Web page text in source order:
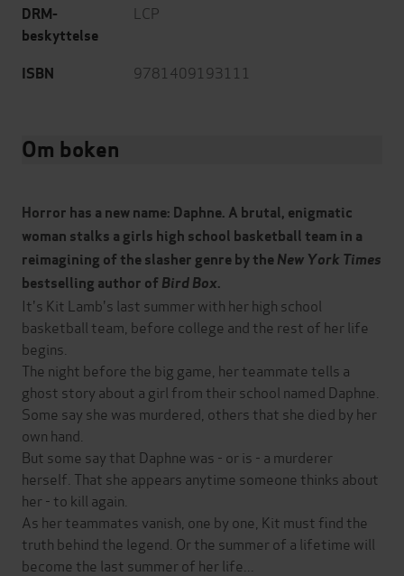
DRM-
beskyttelse
LCP
ISBN 9781409193111
Om boken
Horror has a new name: Daphne. A brutal, enigmatic
woman stalks a girls high school basketball team in a
reimagining of the slasher genre by theNew York Times
bestselling author of Bird Box.
It's Kit Lamb's last summer with her high school
basketball team, before college and the rest of her life
begins.
The night before the big game, her teammate tells a
ghost story about a girl from their school named Daphne.
Some say she was murdered, others that she died by her
own hand.
But some say that Daphne was - or is - a murderer
herself. That she appears anytime someone thinks about
her - to kill again.
As her teammates vanish, one by one, Kit must find the
truth behind the legend. Or the summer of a lifetime will
become the last summer of her life...